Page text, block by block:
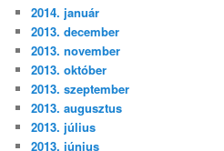
2014. január
2013. december
2013. november
2013. október
2013. szeptember
2013. augusztus
2013. július
2013. június